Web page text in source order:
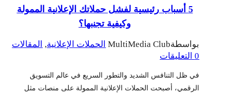
5 أسباب رئيسية لفشل حملاتك الإعلانية الممولة
وكيفية تجنبها؟
بواسطةMultiMedia Club الحملات الإعلانية, المقالات
0 التعليقات
في ظل التنافس الشديد والتطور السريع في عالم التسويق
الرقمي، أصبحت الحملات الإعلانية الممولة على منصات مثل